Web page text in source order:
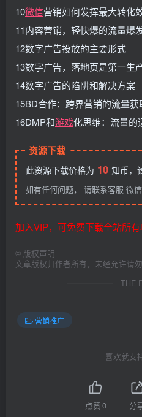
10微信营销如何发挥最大转化
11内容营销，轻快爆的流量爆
12数字广告投放的主要形式
13数字广告，落地页是第一生
14数字广告的陷阱和解决方案
15BD合作：跨界营销的流量获
16DMP和游戏化思维：流量的
资源下载
此资源下载价格为 10 知币，
如有任何问题， 请联系客服 微
加入VIP，可免费下载全站所
© 版权声明
文章版权归作者所有，未经允许请勿
THE
营销推广
喜欢就支
点赞0 分